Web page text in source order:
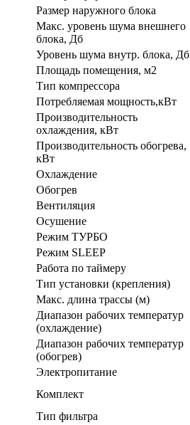
Размер наружного блока
Макс. уровень шума внешнего
блока, Дб
Уровень шума внутр. блока, Дб
Площадь помещения, м2
Тип компрессора
Потребляемая мощность,кВт
Производительность
охлаждения, кВт
Производительность обогрева,
кВт
Охлаждение
Обогрев
Вентиляция
Осушение
Режим ТУРБО
Режим SLEEP
Работа по таймеру
Тип установки (крепления)
Макс. длина трассы (м)
Диапазон рабочих температур
(охлаждение)
Диапазон рабочих температур
(обогрев)
Электропитание
Комплект
Тип фильтра